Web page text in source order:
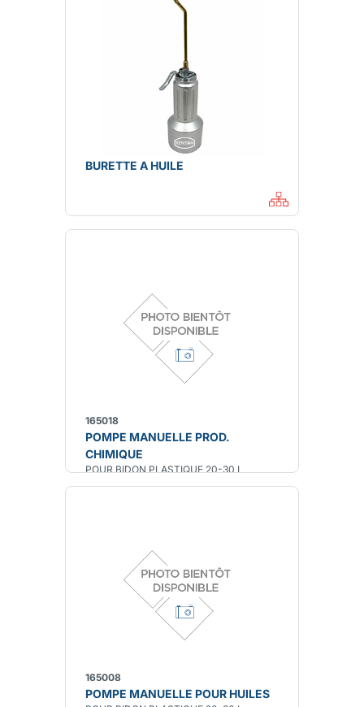
BURETTE A HUILE
165018
POMPE MANUELLE PROD.
CHIMIQUE
POUR BIDON PLASTIQUE 20-30 L
165008
POMPE MANUELLE POUR HUILES